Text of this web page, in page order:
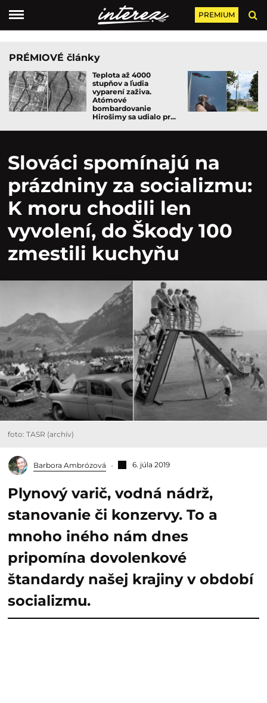
PREMIUM
PRÉMIOVÉ články
Teplota až 4000
stupňov a ľudia
vyparení zaživa.
Atómové
bombardovanie
Hirošimy sa udialo pr...
Slováci spomínajú na
prázdniny za socializmu:
K moru chodili len
vyvolení, do Škody 100
zmestili kuchyňu
foto: TASR (archív)
Barbora Ambrózová 6. júla 2019
Plynový varič, vodná nádrž,
stanovanie či konzervy. To a
mnoho iného nám dnes
pripomína dovolenkové
štandardy našej krajiny v období
socializmu.